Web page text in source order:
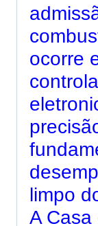
ocorre
limpo
A